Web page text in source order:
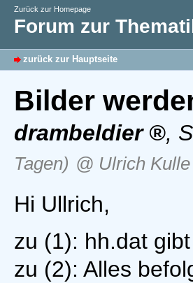
Zurück zur Homepage
Forum zur
zurück zur Hauptseite
Bilder
drambeldier ,
Tagen) @ Ulrich Kulle
Hi Ullrich,
zu (1): hh.dat
zu (2): Alles